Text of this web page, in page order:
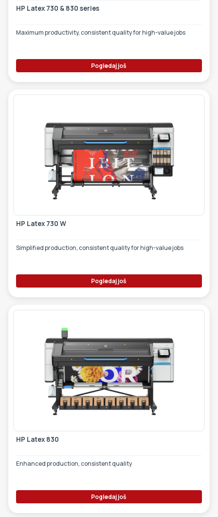
HP Latex 730 & 830 series
Maximum productivity, consistent quality for high-value jobs
Pogledaj još
HP Latex 730 W
Simplified production, consistent quality for high-value jobs
Pogledaj još
HP Latex 830
Enhanced production, consistent quality
Pogledaj još